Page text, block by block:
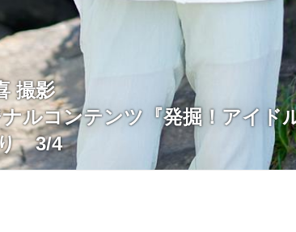
撮影
ルコンテンツ『発掘！アイド
り 3/4